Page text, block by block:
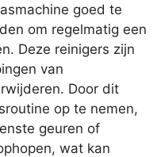
goed te
om regelmatig een
Deze reinigers zijn
van
Door dit
op te nemen,
geuren of
wat kan